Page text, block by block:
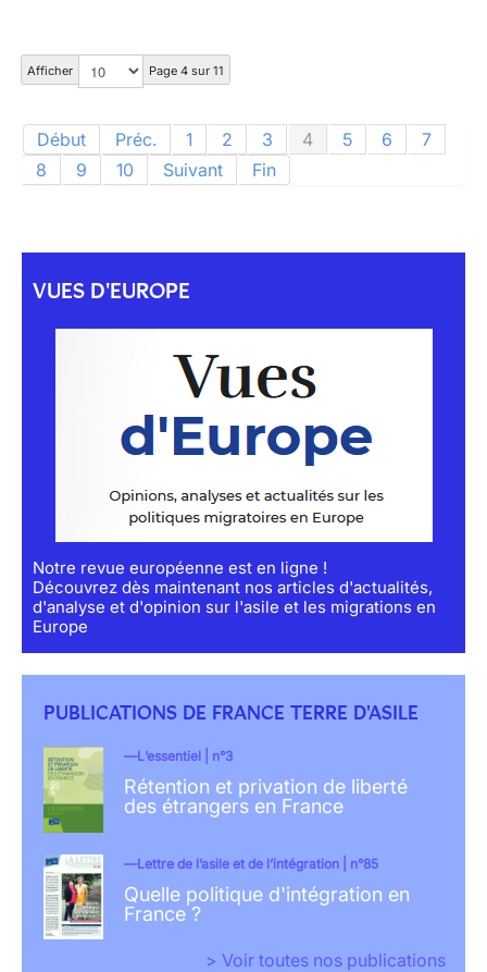
Afficher Page 4 sur 11
Début Préc. 1 2 3 4 5 6
7
8
9 10 Suivant Fin
VUES D'EUROPE
Notre revue européenne est en ligne !
Découvrez dès maintenant nos articles d'actualités,
d'analyse et d'opinion sur l'asile et les migrations en
Europe
PUBLICATIONS DE FRANCE TERRE D'ASILE
L’essentiel | n°3
Rétention et privation de liberté
des étrangers en France
Lettre de l’asile et de l’intégration | n°85
Quelle politique d'intégration en
France ?
> Voir toutes nos publications